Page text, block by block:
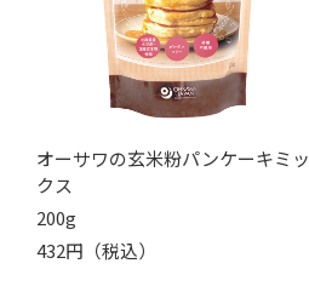
オーサワの玄米粉パンケーキミッ
クス
200g
432円（税込）